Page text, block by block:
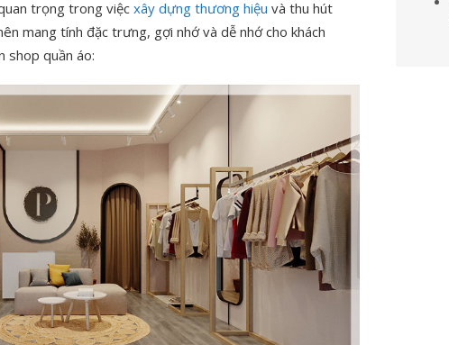
trọng trong việcxây dựng thương hiệu và thu hút
mang tính đặc trưng, gợi nhớ và dễ nhớ cho khách
shop quần áo: